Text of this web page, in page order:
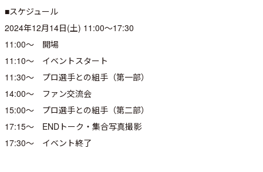
■スケジュール
2024年12月14日(土) 11:00～17:30
11:00～ 開場
11:10～ イベントスタート
11:30～ プロ選手との組手（第一部）
14:00～ ファン交流会
15:00～ プロ選手との組手（第二部）
17:15～ ENDトーク・集合写真撮影
17:30～ イベント終了